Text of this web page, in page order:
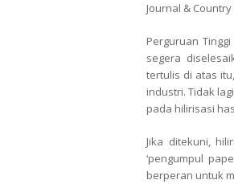
Journal &
Perguruan
segera
tertulis di atas
industri. Tidak
pada hilirisasi
Jika ditekuni,
‘pengumpul
berperan untuk